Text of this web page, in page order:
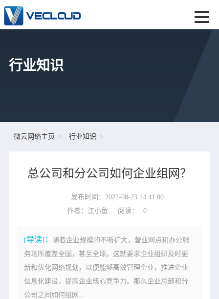
行业知识
微云网络主页 行业知识
总公司和分公司如何企业组网？
发布时间：2022-08-23 14:41:00
作者：江小鱼
阅读： 0
[导读]：
随着企业规模的不断扩大，营业网点和办公服
务场所覆盖全国，甚至全球。这就要求企业组织及时更
新和优化网络规划，以便能够高效管理企业，推进企业
信息化建设，提高企业核心竞争力。那么企业总部和分
公司之间如何组网...